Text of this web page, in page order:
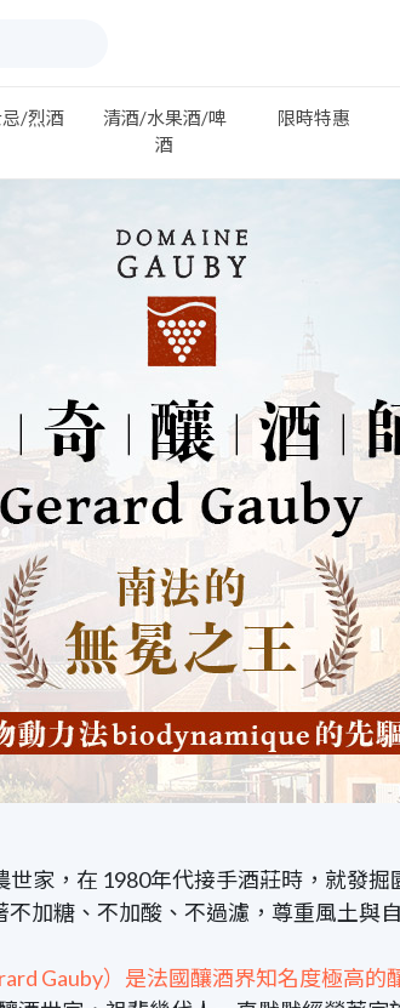
/烈酒
清酒/水果酒/啤
酒
限時特惠
世家，在 1980年代接手酒莊時，就發掘
加糖、不加酸、不過濾，尊重風土與
Gauby）是法國釀酒界知名度極高的